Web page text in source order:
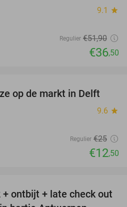
9.1 star
Regulier €51,90
€36,50
50%
op de markt in Delft
9.6 star
Regulier €25
€12,50
59%
ontbijt + late check out